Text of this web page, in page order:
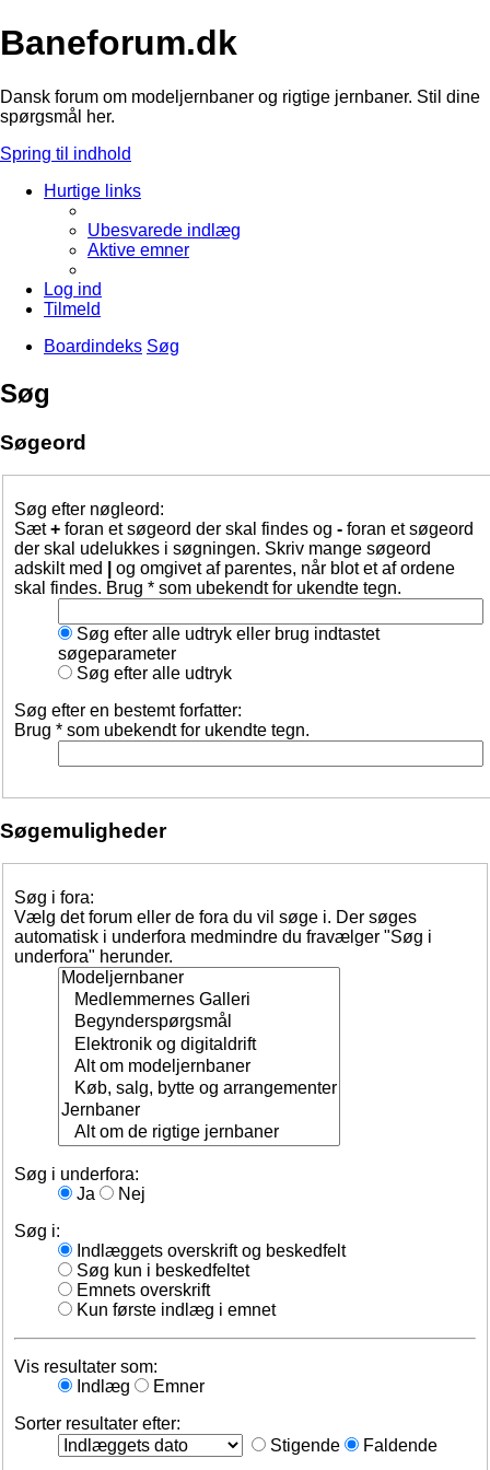
Baneforum.dk
Dansk forum om modeljernbaner og rigtige jernbaner. Stil dine
spørgsmål her.
Spring til indhold
Hurtige links
Ubesvarede indlæg
Aktive emner
Log ind
Tilmeld
Boardindeks Søg
Søg
Søgeord
Søg efter nøgleord:
Sæt+ foran et søgeord der skal findes og - foran et søgeord
der skal udelukkes i søgningen. Skriv mange søgeord
adskilt med
og omgivet af parentes, når blot et af ordene
skal findes. Brug * som ubekendt for ukendte tegn.
Søg efter alle udtryk eller brug indtastet
søgeparameter
Søg efter alle udtryk
Søg efter en bestemt forfatter:
Brug * som ubekendt for ukendte tegn.
Søgemuligheder
Søg i fora:
Vælg det forum eller de fora du vil søge i. Der søges
automatisk i underfora medmindre du fravælger "Søg i
underfora" herunder.
Søg i underfora:
Ja
Nej
Søg i:
Indlæggets overskrift og beskedfelt
Søg kun i beskedfeltet
Emnets overskrift
Kun første indlæg i emnet
Vis resultater som:
Indlæg
Emner
Sorter resultater efter:
Stigende
Faldende